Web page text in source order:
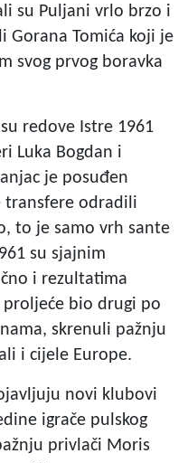
su Puljani vrlo brzo i
Gorana Tomića koji je
svog prvog boravka
redove Istre 1961
Luka Bogdan i
je posuđen
transfere odradili
to je samo vrh sante
su sjajnim
i rezultatima
bio drugi po
skrenuli pažnju
i cijele Europe.
novi klubovi
igrače pulskog
privlači Moris